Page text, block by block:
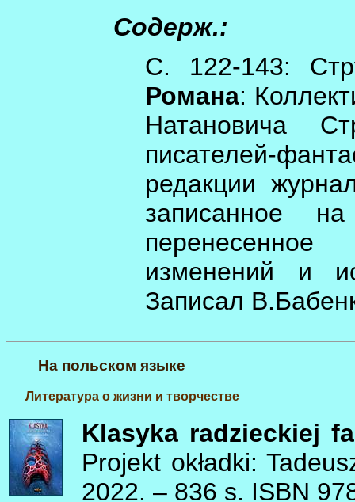
Содерж.:
С. 122-143:
Романа:
Натановича
писателей-
редакции
записанное
изменений и
Записал
На польском языке
Литература о жизни и творчестве
Klasyka radzieckiej
Projekt okładki:
2022. – 836 s. ISBN